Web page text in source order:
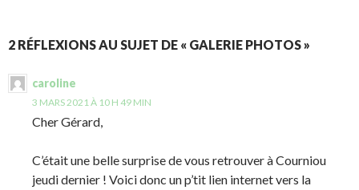
2 RÉFLEXIONS AU SUJET DE « GALERIE PHOTOS »
caroline
3 MARS 2021 À 10 H 49 MIN
Cher Gérard,
C’était une belle surprise de vous retrouver à Courniou
jeudi dernier ! Voici donc un p’tit lien internet vers la